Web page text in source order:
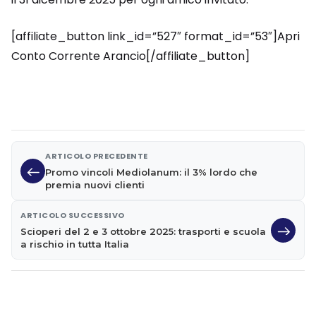
[affiliate_button link_id=”527″ format_id=”53″]Apri
Conto Corrente Arancio[/affiliate_button]
ARTICOLO PRECEDENTE
Promo vincoli Mediolanum: il 3% lordo che
premia nuovi clienti
ARTICOLO SUCCESSIVO
Scioperi del 2 e 3 ottobre 2025: trasporti e scuola
a rischio in tutta Italia